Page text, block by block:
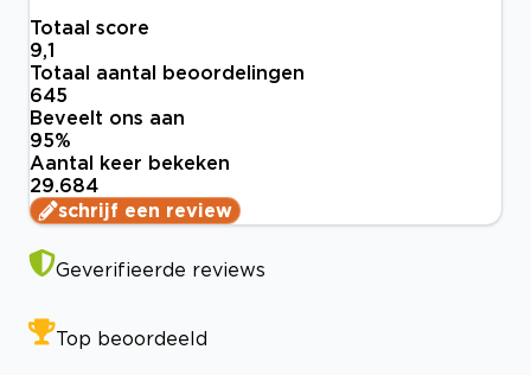
Totaal score
9,1
Totaal aantal beoordelingen
645
Beveelt ons aan
95%
Aantal keer bekeken
29.684
schrijf een review
Geverifieerde reviews
Top beoordeeld